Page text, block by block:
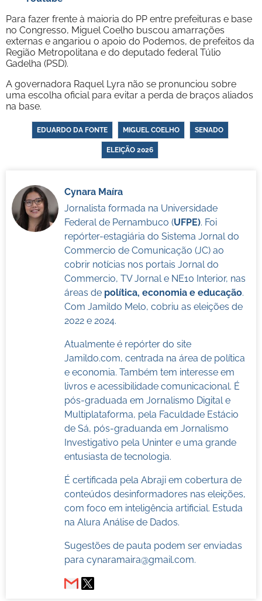
Para fazer frente à maioria do PP entre prefeituras e base
no Congresso, Miguel Coelho buscou amarrações
externas e angariou o apoio do Podemos, de prefeitos da
Região Metropolitana e do deputado federal Túlio
Gadelha (PSD).
A governadora Raquel Lyra não se pronunciou sobre
uma escolha oficial para evitar a perda de braços aliados
na base.
EDUARDO DA FONTE MIGUEL COELHO SENADO
ELEIÇÃO 2026
Cynara Maíra
Jornalista formada na Universidade
Federal de Pernambuco (UFPE). Foi
repórter-estagiária do Sistema Jornal do
Commercio de Comunicação (JC) ao
cobrir notícias nos portais Jornal do
Commercio, TV Jornal e NE10 Interior, nas
áreas de política, economia e educação.
Com Jamildo Melo, cobriu as eleições de
2022 e 2024.
Atualmente é repórter do site
Jamildo.com, centrada na área de política
e economia. Também tem interesse em
livros e acessibilidade comunicacional. É
pós-graduada em Jornalismo Digital e
Multiplataforma, pela Faculdade Estácio
de Sá, pós-graduanda em Jornalismo
Investigativo pela Uninter e uma grande
entusiasta de tecnologia.
É certificada pela Abraji em cobertura de
conteúdos desinformadores nas eleições,
com foco em inteligência artificial. Estuda
na Alura Análise de Dados.
Sugestões de pauta podem ser enviadas
para cynaramaira@gmail.com.